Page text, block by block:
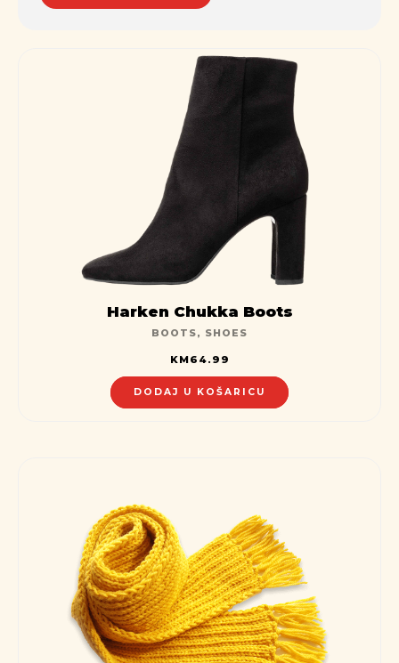
Harken Chukka Boots
BOOTS, SHOES
KM64.99
DODAJ U KOŠARICU